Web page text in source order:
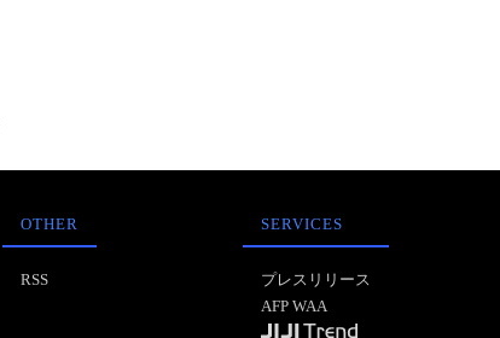
OTHER
RSS
SERVICES
プレスリリース
AFP WAA